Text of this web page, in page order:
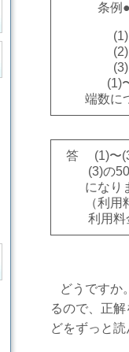
条例●条
(1) 団体
(2) 教
(3)
(1)〜(3)
端数につ
答 (1)〜
(3)の50
になりま
（利用料
利用料金
どうですか
るので、正
どをずっと